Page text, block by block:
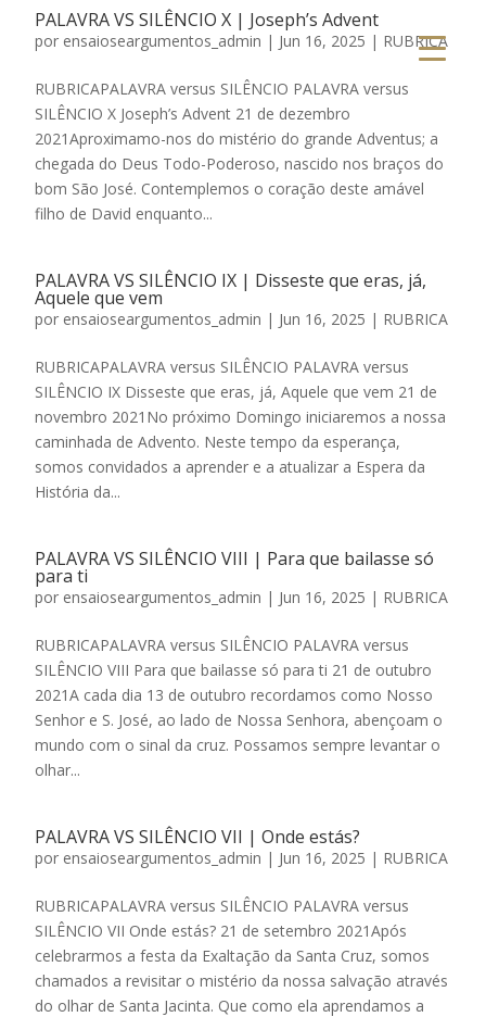
PALAVRA VS SILÊNCIO X | Joseph’s Advent
por ensaioseargumentos_admin | Jun 16, 2025 | RUBRICA
RUBRICAPALAVRA versus SILÊNCIO PALAVRA versus
SILÊNCIO X Joseph’s Advent 21 de dezembro
2021Aproximamo-nos do mistério do grande Adventus; a
chegada do Deus Todo-Poderoso, nascido nos braços do
bom São José. Contemplemos o coração deste amável
filho de David enquanto...
PALAVRA VS SILÊNCIO IX | Disseste que eras, já,
Aquele que vem
por ensaioseargumentos_admin | Jun 16, 2025 | RUBRICA
RUBRICAPALAVRA versus SILÊNCIO PALAVRA versus
SILÊNCIO IX Disseste que eras, já, Aquele que vem 21 de
novembro 2021No próximo Domingo iniciaremos a nossa
caminhada de Advento. Neste tempo da esperança,
somos convidados a aprender e a atualizar a Espera da
História da...
PALAVRA VS SILÊNCIO VIII | Para que bailasse só
para ti
por ensaioseargumentos_admin | Jun 16, 2025 | RUBRICA
RUBRICAPALAVRA versus SILÊNCIO PALAVRA versus
SILÊNCIO VIII Para que bailasse só para ti 21 de outubro
2021A cada dia 13 de outubro recordamos como Nosso
Senhor e S. José, ao lado de Nossa Senhora, abençoam o
mundo com o sinal da cruz. Possamos sempre levantar o
olhar...
PALAVRA VS SILÊNCIO VII | Onde estás?
por ensaioseargumentos_admin | Jun 16, 2025 | RUBRICA
RUBRICAPALAVRA versus SILÊNCIO PALAVRA versus
SILÊNCIO VII Onde estás? 21 de setembro 2021Após
celebrarmos a festa da Exaltação da Santa Cruz, somos
chamados a revisitar o mistério da nossa salvação através
do olhar de Santa Jacinta. Que como ela aprendamos a